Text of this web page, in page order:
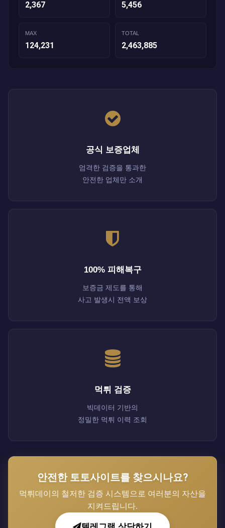
2,367 5,456
MAX
124,231
TOTAL
2,463,885
공식 보증업체
엄격한 검증을 통과한
안전한 업체만 소개
100% 피해복구
보증금 제도를 통해
사고 발생시 전액 보상
먹튀 검증
빅데이터 기반의
정밀한 먹튀 이력 조회
안전한 토토사이트를 찾으시나요?
먹튀데이의 철저한 검증 시스템으로 여러분의 자산을
지켜드립니다.